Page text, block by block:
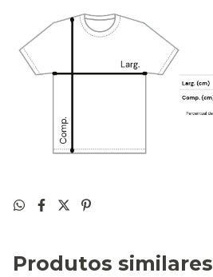
Produtos similares